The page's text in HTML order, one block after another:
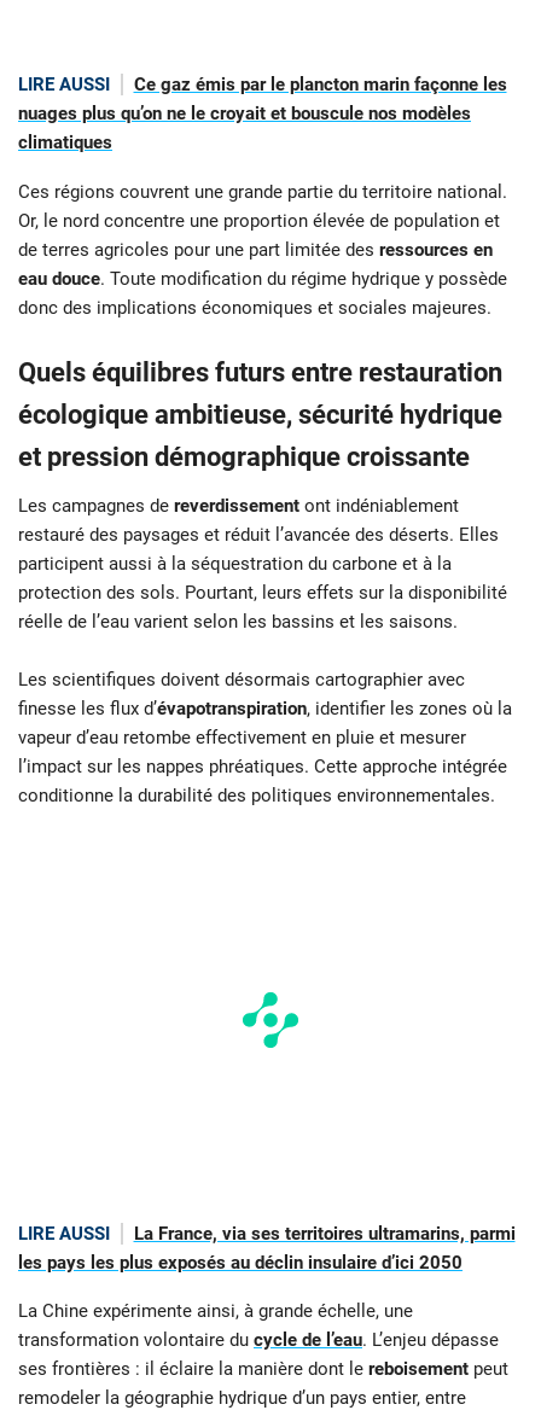
LIRE AUSSI
Ce gaz émis par le plancton marin façonne les
nuages plus qu’on ne le croyait et bouscule nos modèles
climatiques
Ces régions couvrent une grande partie du territoire national.
Or, le nord concentre une proportion élevée de population et
de terres agricoles pour une part limitée des ressources en
eau douce. Toute modification du régime hydrique y possède
donc des implications économiques et sociales majeures.
Quels équilibres futurs entre restauration
écologique ambitieuse, sécurité hydrique
et pression démographique croissante
Les campagnes de reverdissement ont indéniablement
restauré des paysages et réduit l’avancée des déserts. Elles
participent aussi à la séquestration du carbone et à la
protection des sols. Pourtant, leurs effets sur la disponibilité
réelle de l’eau varient selon les bassins et les saisons.
Les scientifiques doivent désormais cartographier avec
finesse les flux d’évapotranspiration, identifier les zones où la
vapeur d’eau retombe effectivement en pluie et mesurer
l’impact sur les nappes phréatiques. Cette approche intégrée
conditionne la durabilité des politiques environnementales.
LIRE AUSSI
La France, via ses territoires ultramarins, parmi
les pays les plus exposés au déclin insulaire d’ici 2050
La Chine expérimente ainsi, à grande échelle, une
transformation volontaire du cycle de l’eau. L’enjeu dépasse
ses frontières : il éclaire la manière dont le reboisement peut
remodeler la géographie hydrique d’un pays entier, entre